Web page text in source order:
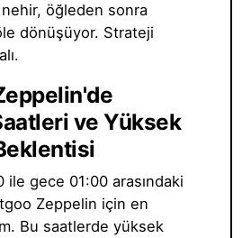
öğleden sonra
dönüşüyor. Strateji
ve Yüksek
ile gece 01:00 arasındaki
Zeppelin için en
Bu saatlerde yüksek